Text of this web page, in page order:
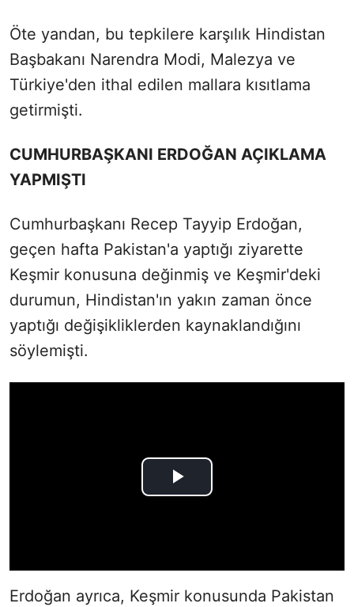
Öte yandan, bu tepkilere karşılık Hindistan
Başbakanı Narendra Modi, Malezya ve
Türkiye'den ithal edilen mallara kısıtlama
getirmişti.
CUMHURBAŞKANI ERDOĞAN AÇIKLAMA
YAPMIŞTI
Cumhurbaşkanı Recep Tayyip Erdoğan,
geçen hafta Pakistan'a yaptığı ziyarette
Keşmir konusuna değinmiş ve Keşmir'deki
durumun, Hindistan'ın yakın zaman önce
yaptığı değişikliklerden kaynaklandığını
söylemişti.
Erdoğan ayrıca, Keşmir konusunda Pakistan